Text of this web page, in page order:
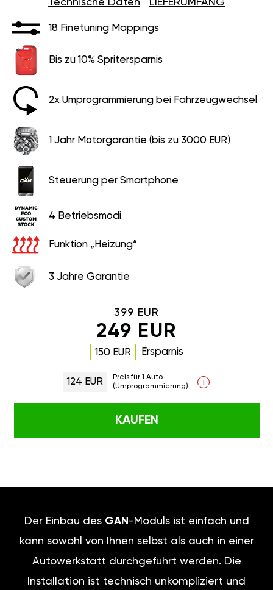
Technische Daten LIEFERUMFANG
18 Finetuning Mappings
Bis zu 10% Spritersparnis
2x Umprogrammierung bei Fahrzeugwechsel
1 Jahr Motorgarantie (bis zu 3000 EUR)
Steuerung per Smartphone
4 Betriebsmodi
Funktion „Heizung“
3 Jahre Garantie
399 EUR
249 EUR
150 EUR Ersparnis
124 EUR
Preis für 1 Auto
(Umprogrammierung)
i
KAUFEN
Der Einbau des GAN -Moduls ist einfach und
kann sowohl von Ihnen selbst als auch in einer
Autowerkstatt durchgeführt werden. Die
Installation ist technisch unkompliziert und